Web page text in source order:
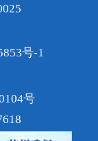
号-1
号